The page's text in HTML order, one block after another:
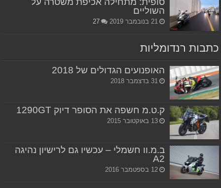
השוליים
21 בנובמבר 2019 27
כתבות רנדומליות
האופנועים הגדולים של 2018
31 בדצמבר 2018
ק.ט.מ חשפה את הסופר דיוק 1290GT
13 באוקטובר 2015
ב.מ.וו חשמלי – עכשיו גם לרישיון נהיגה
A2
12 בספטמבר 2016